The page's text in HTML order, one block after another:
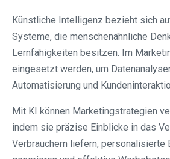
Künstliche Intelligenz bezieht sich
Systeme, die menschenähnliche
Lernfähigkeiten besitzen. Im
eingesetzt werden, um
Automatisierung und
Mit KI können Marketingstrategien
indem sie präzise Einblicke in das
Verbrauchern liefern, personalisierte